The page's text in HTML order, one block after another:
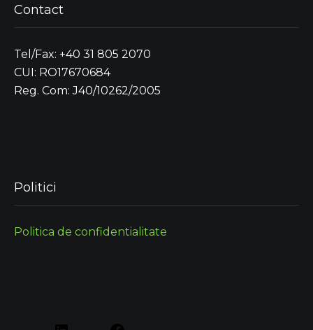
Contact
Tel/Fax: +40 31 805 2070
CUI: RO17670684
Reg. Com: J40/10262/2005
Politici
Politica de confidentialitate